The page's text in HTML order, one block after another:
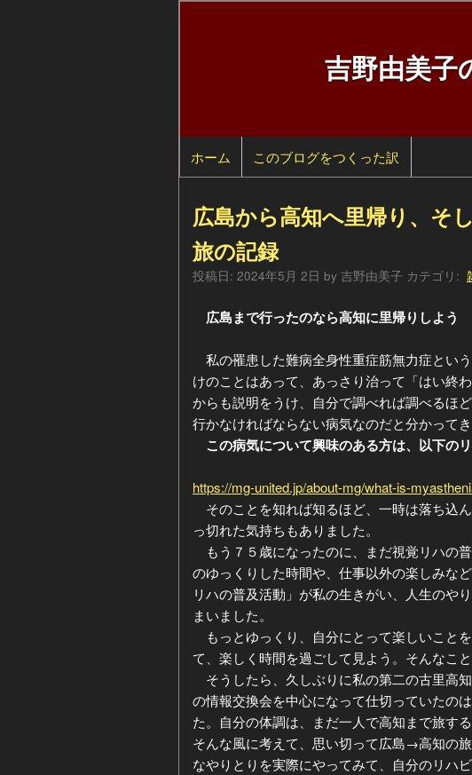
吉野由美子
ホーム このブログをつくった訳
検
己
紹
過
去
ー
ジ
カ
リ
ア
ー
広島から高知へ里帰り、そ
旅の記録
投稿日: 2024年5月 2日 by 吉野由美子 カテゴリ:
広島まで行ったのなら高知に里帰りしよう
私の罹患した難病全身性重症筋無力症とい
けのことはあって、あっさり治って「はい終
からも説明をうけ、自分で調べれば調べるほ
行かなければならない病気なのだと分かってき
この病気について興味のある方は、以下の
https://mg-united.jp/about-mg/what-is-
そのことを知れば知るほど、一時は落ち込
っ切れた気持ちもありました。
もう７５歳になったのに、まだ視覚リハの
のゆっくりした時間や、仕事以外の楽しみな
リハの普及活動」が私の生きがい、人生のや
まいました。
もっとゆっくり、自分にとって楽しいこと
て、楽しく時間を過ごして見よう。そんなこ
そうしたら、久しぶりに私の第二の古里高
の情報交換会を中心になって仕切っていたの
た。自分の体調は、まだ一人で高知まで旅す
そんな風に考えて、思い切って広島→高知の
なやりとりを実際にやってみて、自分のリハ